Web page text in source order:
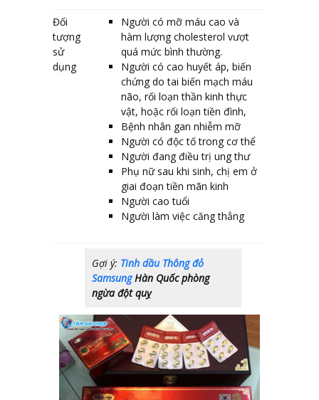
Đối
tượng
sử
dụng
Người có mỡ máu cao và
hàm lượng cholesterol vượt
quá mức bình thường.
Người có cao huyết áp, biến
chứng do tai biến mạch máu
não, rối loạn thần kinh thực
vật, hoặc rối loạn tiền đình,
Bệnh nhân gan nhiễm mỡ
Người có độc tố trong cơ thể
Người đang điều trị ung thư
Phụ nữ sau khi sinh, chị em ở
giai đoạn tiền mãn kinh
Người cao tuổi
Người làm việc căng thẳng
Gợi ý: Tinh dầu Thông đỏ
SamsungHàn Quốc phòng
ngừa đột quỵ